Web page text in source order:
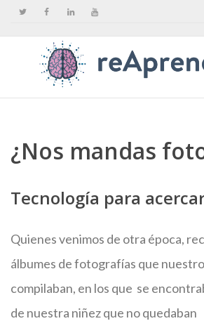
¿Nos mandas
Tecnología para
Quienes venimos de otra época,
álbumes de fotografías que
compilaban, en los que se
de nuestra niñez que no quedaban